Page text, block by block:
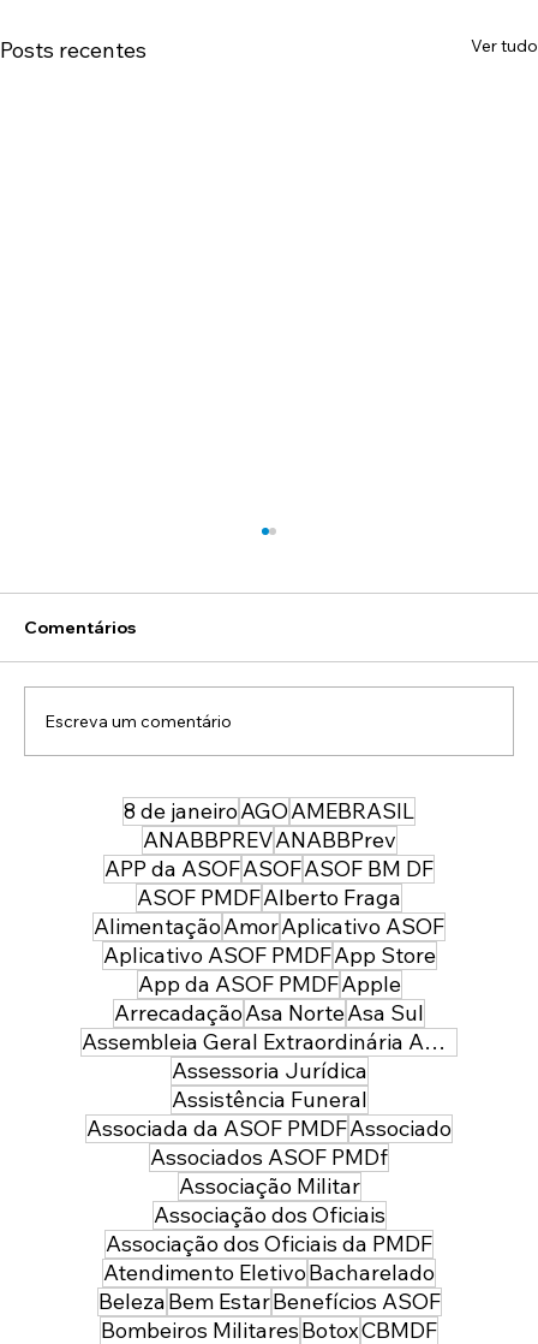
8 de janeiroAGOAMEBRASIL
ANABBPREVANABBPrev
APP da ASOFASOFASOF BM DF
ASOF PMDFAlberto Fraga
AlimentaçãoAmorAplicativo ASOF
Aplicativo ASOF PMDFApp Store
App da ASOF PMDFApple
ArrecadaçãoAsa NorteAsa Sul
Assembleia Geral Extraordinária ASOF PMDF
Assessoria Jurídica
Assistência Funeral
Associada da ASOF PMDFAssociado
Associados ASOF PMDf
Associação Militar
Associação dos Oficiais
Associação dos Oficiais da PMDF
Atendimento EletivoBacharelado
BelezaBem EstarBenefícios ASOF
Bombeiros MilitaresBotoxCBMDF
Posts recentes Ver tudo
Pós-Graduação em Direito Militar com
60% de desconto
Comentários
Escreva um comentário